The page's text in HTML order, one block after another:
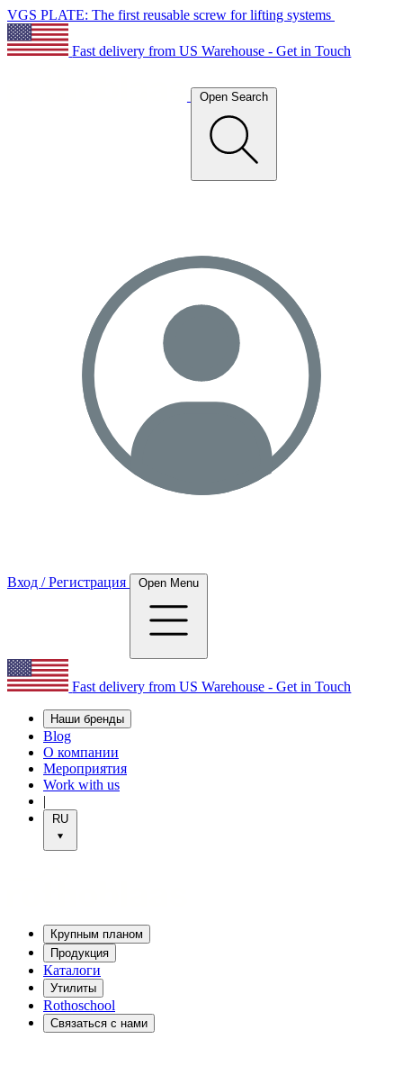
VGS PLATE: The first reusable screw for lifting systems
Fast delivery from US Warehouse - Get in Touch
Open Search
Вход / Регистрация Open Menu
Fast delivery from US Warehouse - Get in Touch
Наши бренды
Blog
О компании
Мероприятия
Work with us
|
RU
Крупным планом
Продукция
Каталоги
Утилиты
Rothoschool
Связаться с нами